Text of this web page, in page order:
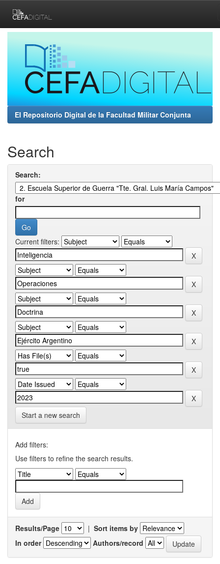
navigation
El Repositorio Digital de la Facultad Militar Conjunta
Search
Search:
for
Current filters:
Start a new search
Add filters:
Use filters to refine the search results.
Results/Page | Sort items by
In order
Authors/record